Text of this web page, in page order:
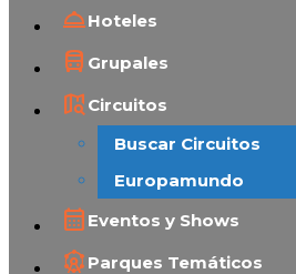
Hoteles
Grupales
Circuitos
Buscar Circuitos
Europamundo
Eventos y Shows
Parques Temáticos